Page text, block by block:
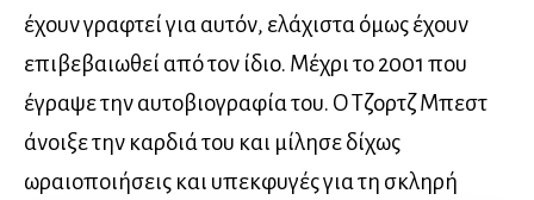
έχουν γραφτεί για αυτόν, ελάχιστα όμως έχουν
επιβεβαιωθεί από τον ίδιο. Μέχρι το 2001 που
έγραψε την αυτοβιογραφία του. Ο Τζορτζ Μπεστ
άνοιξε την καρδιά του και μίλησε δίχως
ωραιοποιήσεις και υπεκφυγές για τη σκληρή